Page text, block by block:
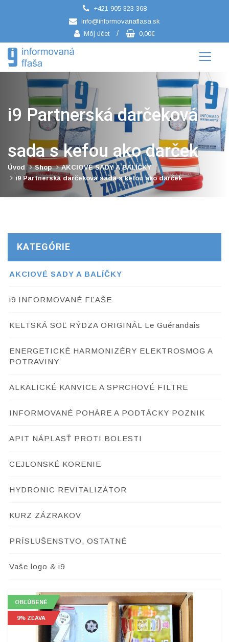
+421 905 323 368
info@informovanaflasa.sk
Môj účet
/ 0,00€
i9 Partnerská darčeková
sada s kefou ako darček
Úvod Shop
AKCIOVÉ SADY A BALÍČKY
i9 Partnerská darčeková sada s kefou ako darček
KATEGÓRIE
AKCIOVÉ SADY A BALÍČKY
i9 INFORMOVANÉ FĽAŠE
KELTSKÁ SOĽ RÝDZA ORIGINÁL Le Guérandais
ENERGETICKÉ HARMONIZÉRY ELEKTROSMOG A
POTRAVINY
ALKALICKÉ KANVICE A SPRCHOVÉ FILTRE
INFORMOVANÉ POHÁRE A PODTÁCKY POZNIK
APIT NÁPLASŤ PROTI BOLESTI
CEJLONSKÉ KORENIE
HYDRONIC REVITALIZÁTOR
KURZ ZÁZRAKOV
PRÍSLUŠENSTVO, OSTATNÉ
Vaše logo & i9
OBĽÚBENÉ
9% ZĽAVA
OBĽÚBENÉ
9% ZĽAVA